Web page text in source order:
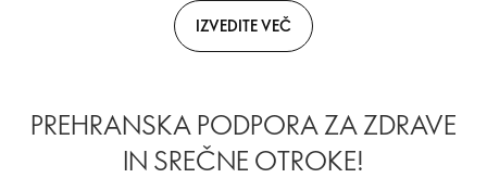
IZVEDITE VEČ
PREHRANSKA PODPORA ZA ZDRAVE
IN SREČNE OTROKE!